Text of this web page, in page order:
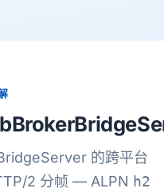
的跨平台
2 分帧 — ALPN h2